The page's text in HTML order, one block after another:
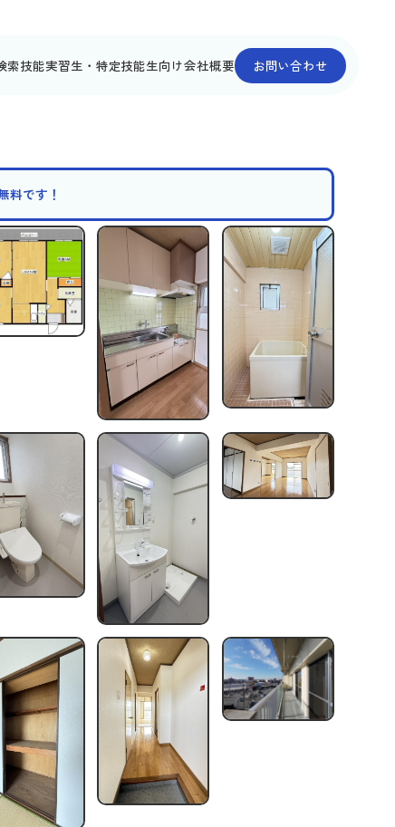
索技能実習生・特定技能生向け会社概要 お問い合わせ
料です！